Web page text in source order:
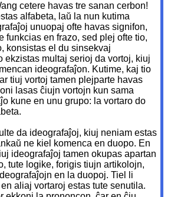
cetere havas tre sanan cerbon!
alfabeta, laŭ la nun kutima
unuopaj ofte havas signifon,
funkcias en frazo, sed plej ofte tio,
konsistas el du sinsekvaj
ekzistas multaj serioj da vortoj, kiuj
ideografaĵon. Kutime, kaj tio
tiuj vortoj tamen plejparte havas
lasas ĉiujn vortojn kun sama
kune en unu grupo: la vortaro do
da ideografaĵoj, kiuj neniam estas
ne kiel komenca en duopo. En
ideografaĵoj tamen okupas apartan
tute logike, forigis tiujn artikolojn,
en la duopoj. Tiel li
aliaj vortaroj estas tute senutila.